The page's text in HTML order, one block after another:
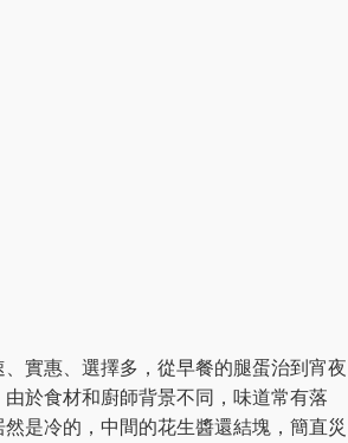
實惠、選擇多，從早餐的腿蛋治到宵夜
於食材和廚師背景不同，味道常有落
是冷的，中間的花生醬還結塊，簡直災